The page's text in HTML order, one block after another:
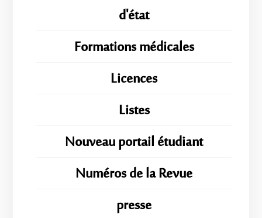
d'état
Formations médicales
Licences
Listes
Nouveau portail étudiant
Numéros de la Revue
presse